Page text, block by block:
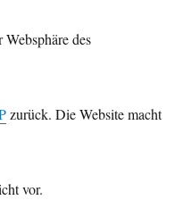
des
zurück. Die Website macht
vor.